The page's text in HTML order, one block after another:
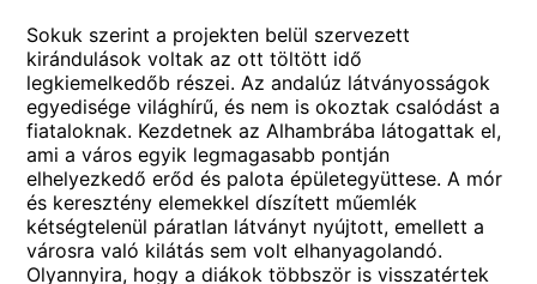
Sokuk szerint a projekten belül szervezett
kirándulások voltak az ott töltött idő
legkiemelkedőb részei. Az andalúz látványosságok
egyedisége világhírű, és nem is okoztak csalódást a
fiataloknak. Kezdetnek az Alhambrába látogattak el,
ami a város egyik legmagasabb pontján
elhelyezkedő erőd és palota épületegyüttese. A mór
és keresztény elemekkel díszített műemlék
kétségtelenül páratlan látványt nyújtott, emellett a
városra való kilátás sem volt elhanyagolandó.
Olyannyira, hogy a diákok többször is visszatértek